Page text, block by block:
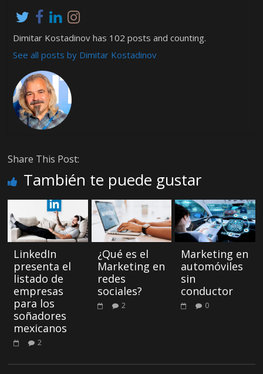
Dimitar Kostadinov has 102 posts and counting.
See all posts by Dimitar Kostadinov
Share This Post:
También te puede gustar
LinkedIn
presenta el
listado de
empresas
para los
soñadores
mexicanos
2
¿Qué es el
Marketing en
redes
sociales?
2
Marketing en
automóviles
sin
conductor
0